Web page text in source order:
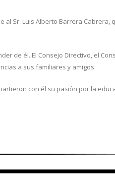
Sr. Luis Alberto Barrera
de él. El Consejo Directivo, el
a sus familiares y amigos.
con él su pasión por la